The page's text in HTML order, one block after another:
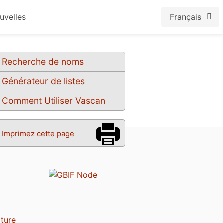
Français
Recherche de noms
Générateur de listes
Comment Utiliser Vascan
Imprimez cette page